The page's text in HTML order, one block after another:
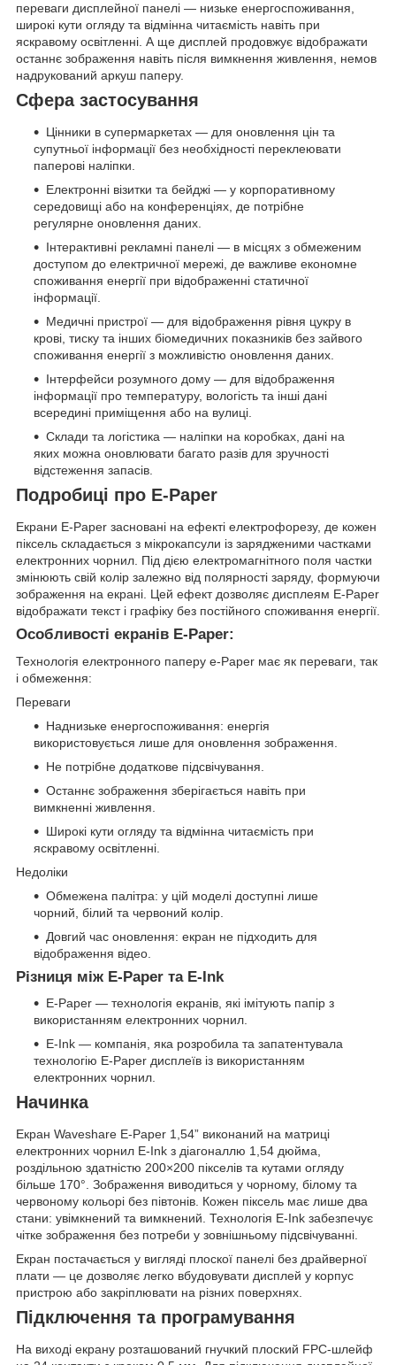
переваги дисплейної панелі — низьке енергоспоживання,
широкі кути огляду та відмінна читаємість навіть при
яскравому освітленні. А ще дисплей продовжує відображати
останнє зображення навіть після вимкнення живлення, немов
надрукований аркуш паперу.
Сфера застосування
Цінники в супермаркетах — для оновлення цін та
супутньої інформації без необхідності переклеювати
паперові наліпки.
Електронні візитки та бейджі — у корпоративному
середовищі або на конференціях, де потрібне
регулярне оновлення даних.
Інтерактивні рекламні панелі — в місцях з обмеженим
доступом до електричної мережі, де важливе економне
споживання енергії при відображенні статичної
інформації.
Медичні пристрої — для відображення рівня цукру в
крові, тиску та інших біомедичних показників без зайвого
споживання енергії з можливістю оновлення даних.
Інтерфейси розумного дому — для відображення
інформації про температуру, вологість та інші дані
всередині приміщення або на вулиці.
Склади та логістика — наліпки на коробках, дані на
яких можна оновлювати багато разів для зручності
відстеження запасів.
Подробиці про E-Paper
Екрани E-Paper засновані на ефекті електрофорезу, де кожен
піксель складається з мікрокапсули із зарядженими частками
електронних чорнил. Під дією електромагнітного поля частки
змінюють свій колір залежно від полярності заряду, формуючи
зображення на екрані. Цей ефект дозволяє дисплеям E-Paper
відображати текст і графіку без постійного споживання енергії.
Особливості екранів E-Paper:
Технологія електронного паперу e-Paper має як переваги, так
і обмеження:
Переваги
Наднизьке енергоспоживання: енергія
використовується лише для оновлення зображення.
Не потрібне додаткове підсвічування.
Останнє зображення зберігається навіть при
вимкненні живлення.
Широкі кути огляду та відмінна читаємість при
яскравому освітленні.
Недоліки
Обмежена палітра: у цій моделі доступні лише
чорний, білий та червоний колір.
Довгий час оновлення: екран не підходить для
відображення відео.
Різниця між E-Paper та E-Ink
E-Paper — технологія екранів, які імітують папір з
використанням електронних чорнил.
E-Ink — компанія, яка розробила та запатентувала
технологію E-Paper дисплеїв із використанням
електронних чорнил.
Начинка
Екран Waveshare E-Paper 1,54” виконаний на матриці
електронних чорнил E-Ink з діагоналлю 1,54 дюйма,
роздільною здатністю 200×200 пікселів та кутами огляду
більше 170°. Зображення виводиться у чорному, білому та
червоному кольорі без півтонів. Кожен піксель має лише два
стани: увімкнений та вимкнений. Технологія E-Ink забезпечує
чітке зображення без потреби у зовнішньому підсвічуванні.
Екран постачається у вигляді плоскої панелі без драйверної
плати — це дозволяє легко вбудовувати дисплей у корпус
пристрою або закріплювати на різних поверхнях.
Підключення та програмування
На виході екрану розташований гнучкий плоский FPC-шлейф